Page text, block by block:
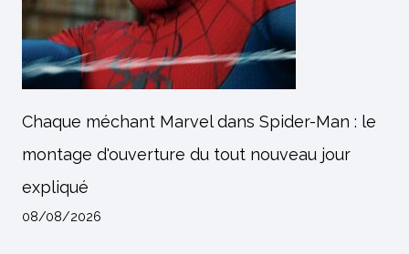
Chaque méchant Marvel dans Spider-Man : le
montage d'ouverture du tout nouveau jour
expliqué
08/08/2026